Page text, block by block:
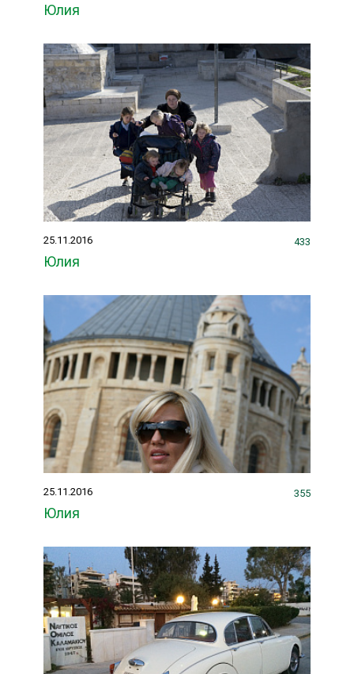
Юлия
25.11.2016
Юлия
433
25.11.2016
Юлия
355